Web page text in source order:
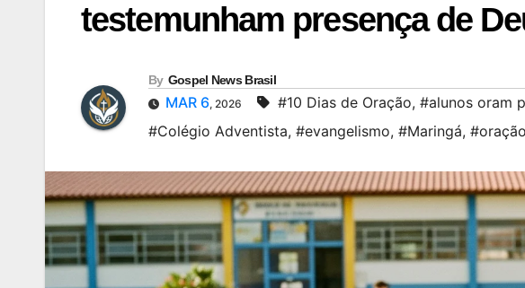
testemunham presença de
By Gospel News Brasil
MAR 6, 2026 #10 Dias de Oração, #alunos oram
#Colégio Adventista, #evangelismo, #Maringá,